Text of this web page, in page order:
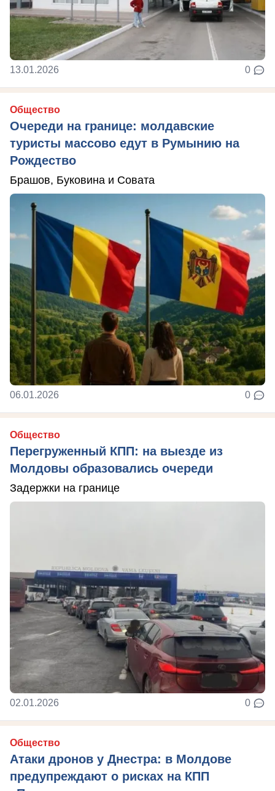
13.01.2026 0
Общество
Очереди на границе: молдавские
туристы массово едут в Румынию на
Рождество
Брашов, Буковина и Совата
06.01.2026 0
Общество
Перегруженный КПП: на выезде из
Молдовы образовались очереди
Задержки на границе
02.01.2026 0
Общество
Атаки дронов у Днестра: в Молдове
предупреждают о рисках на КПП